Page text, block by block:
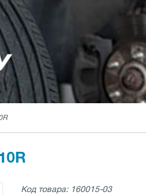
Код товара: 160015-03